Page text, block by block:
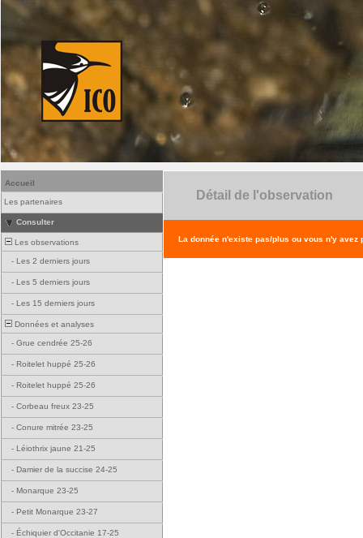
Accueil
Les partenaires
Consulter
Les observations
- Les 2 derniers jours
- Les 5 derniers jours
- Les 15 derniers jours
Données et analyses
- Grue cendrée 25-26
- Roitelet huppé 25-26
- Roitelet huppé 25-26
- Corbeau freux 23-25
- Conure mitrée 23-25
- Léiothrix jaune 21-25
- Damier de la succise 24-25
- Monarque 23-25
- Petit Monarque 23-27
- Échiquier d'Occitanie 17-25
Détail de l'observation
La donnée n'existe pas/plus ou vous n'y avez